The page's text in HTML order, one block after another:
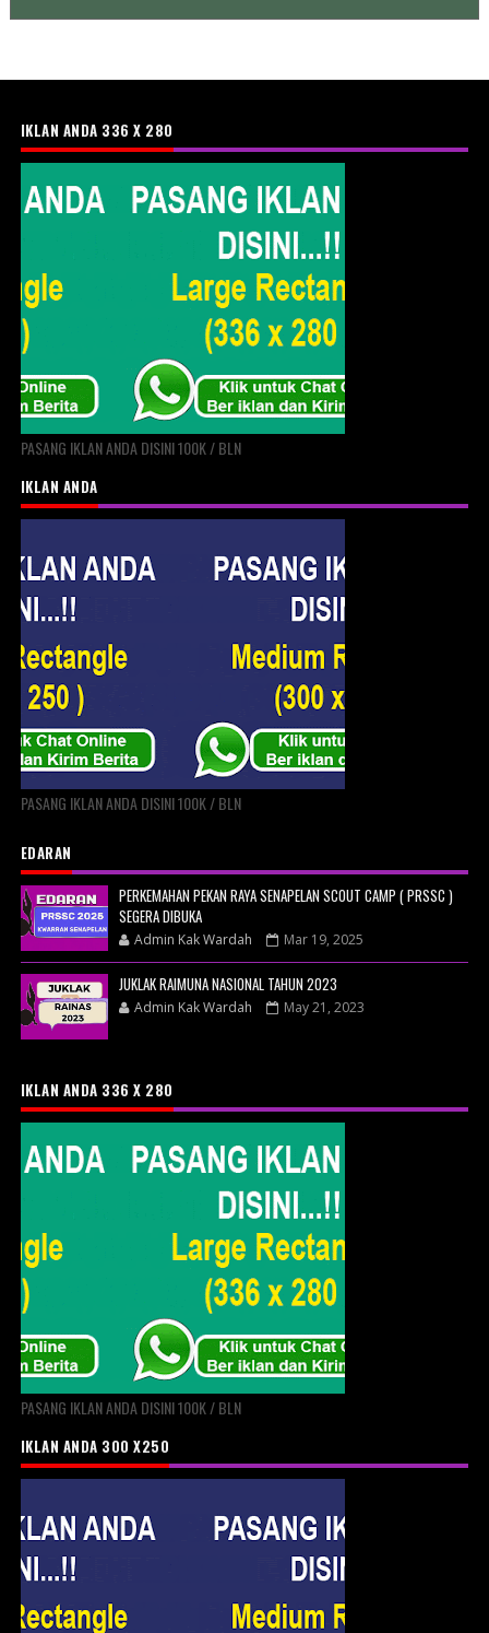
IKLAN ANDA 336 X 280
PASANG IKLAN ANDA DISINI 100K / BLN
IKLAN ANDA
PASANG IKLAN ANDA DISINI 100K / BLN
EDARAN
PERKEMAHAN PEKAN RAYA SENAPELAN SCOUT CAMP ( PRSSC )
SEGERA DIBUKA
Admin Kak Wardah Mar 19, 2025
JUKLAK RAIMUNA NASIONAL TAHUN 2023
Admin Kak Wardah May 21, 2023
IKLAN ANDA 336 X 280
PASANG IKLAN ANDA DISINI 100K / BLN
IKLAN ANDA 300 X250